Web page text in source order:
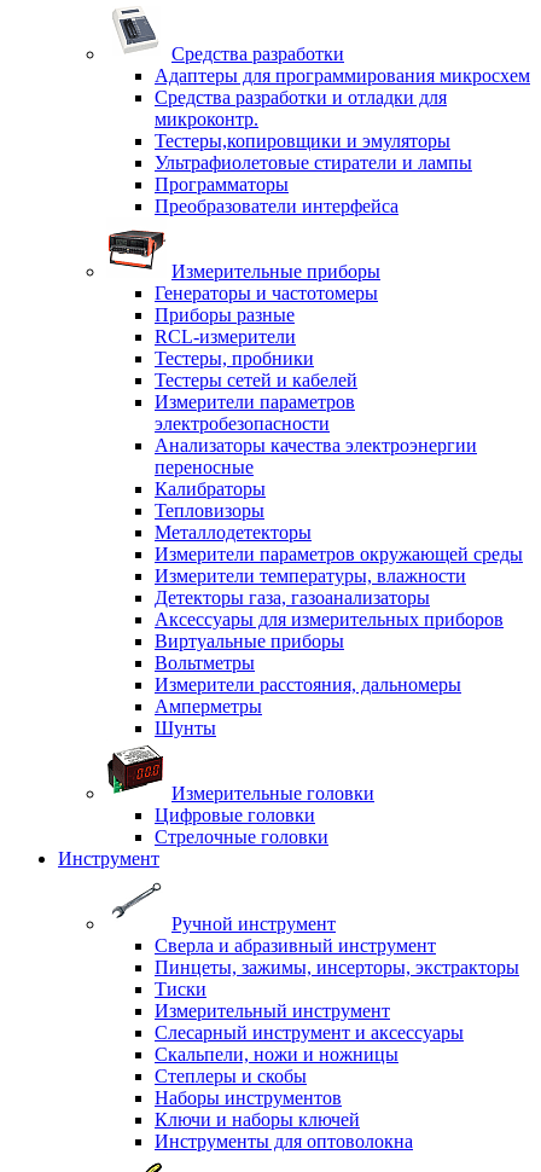
Средства разработки
Адаптеры для программирования микросхем
Средства разработки и отладки для
микроконтр.
Тестеры,копировщики и эмуляторы
Ультрафиолетовые стиратели и лампы
Программаторы
Преобразователи интерфейса
Измерительные приборы
Генераторы и частотомеры
Приборы разные
RCL-измерители
Тестеры, пробники
Тестеры сетей и кабелей
Измерители параметров
электробезопасности
Анализаторы качества электроэнергии
переносные
Калибраторы
Тепловизоры
Металлодетекторы
Измерители параметров окружающей среды
Измерители температуры, влажности
Детекторы газа, газоанализаторы
Аксессуары для измерительных приборов
Виртуальные приборы
Вольтметры
Измерители расстояния, дальномеры
Амперметры
Шунты
Измерительные головки
Цифровые головки
Стрелочные головки
Инструмент
Ручной инструмент
Сверла и абразивный инструмент
Пинцеты, зажимы, инсерторы, экстракторы
Тиски
Измерительный инструмент
Слесарный инструмент и аксессуары
Скальпели, ножи и ножницы
Степлеры и скобы
Наборы инструментов
Ключи и наборы ключей
Инструменты для оптоволокна